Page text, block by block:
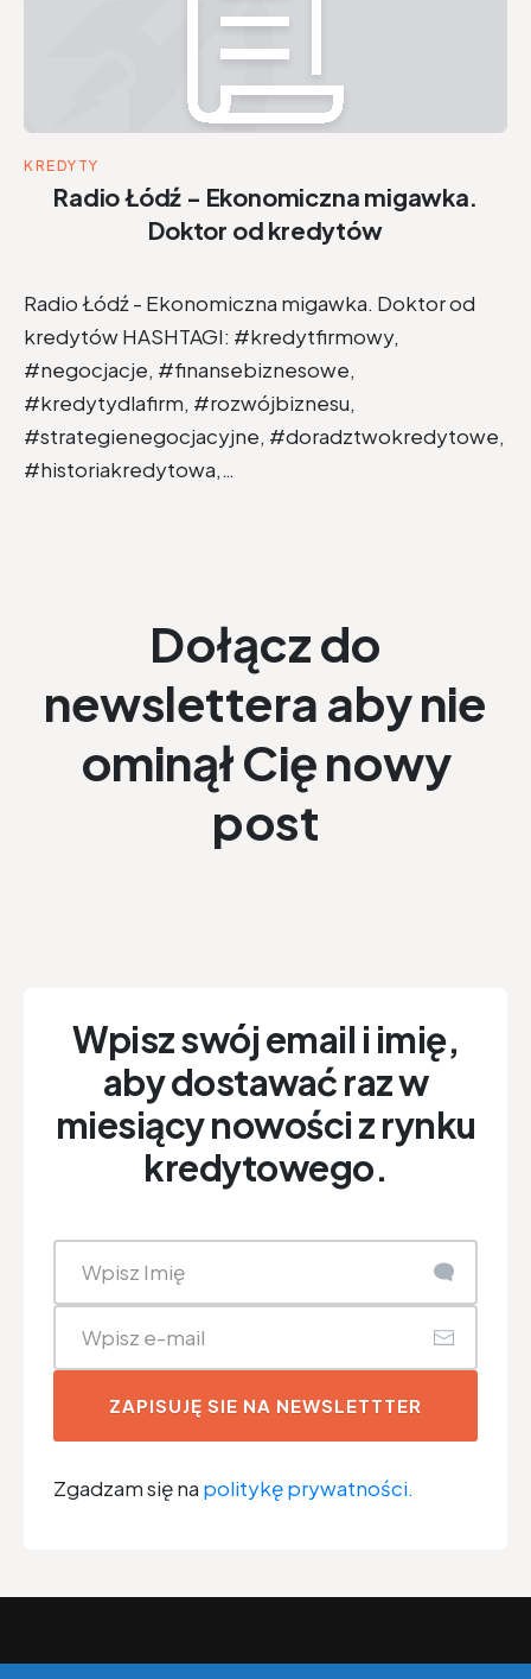
KREDYTY
Radio Łódź - Ekonomiczna migawka.
Doktor od kredytów
Radio Łódź - Ekonomiczna migawka. Doktor od
kredytów HASHTAGI: #kredytfirmowy,
#negocjacje, #finansebiznesowe,
#kredytydlafirm, #rozwójbiznesu,
#strategienegocjacyjne, #doradztwokredytowe,
#historiakredytowa,…
Dołącz do
newslettera aby nie
ominął Cię nowy
post
Wpisz swój email i imię,
aby dostawać raz w
miesiący nowości z rynku
kredytowego.
ZAPISUJĘ SIE NA NEWSLETTTER
Zgadzam się na politykę prywatności.